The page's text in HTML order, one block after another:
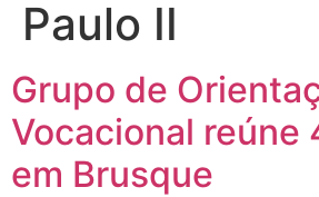
Paulo II
Grupo de
Vocacional reúne
em Brusque